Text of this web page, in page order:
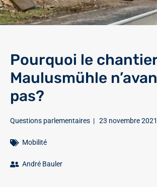
Pourquoi le
Maulusmühle
pas?
Questions parlementaires | 23 novembre 2021
Mobilité
André Bauler